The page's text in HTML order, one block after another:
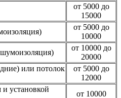
от 5000 до
15000
от 5000 до
10000
от 10000 до
20000
или потолок
от 5000 до
12000
установкой
от 10000